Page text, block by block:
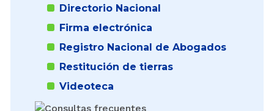
Directorio Nacional
Firma electrónica
Registro Nacional de Abogados
Restitución de tierras
Videoteca